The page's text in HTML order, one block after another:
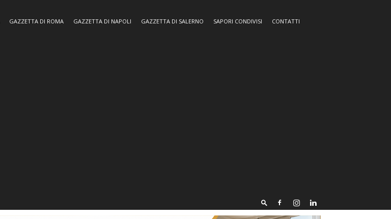
GAZZETTA DI ROMA GAZZETTA DI NAPOLI GAZZETTA DI SALERNO SAPORI CONDIVISI
CONTATTI